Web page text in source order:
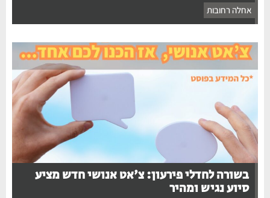
אחלה רחובות
בשורה לחדלי פירעון: צ'אט אנושי חדש מציע
סיוע נגיש ומהיר